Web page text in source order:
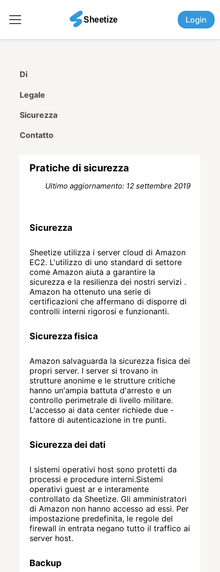
Login
Di
Legale
Sicurezza
Contatto
Pratiche di sicurezza
Ultimo aggiornamento: 12 settembre 2019
Sicurezza
Sheetize utilizza i server cloud di Amazon
EC2. L'utilizzo di uno standard di settore
come Amazon aiuta a garantire la
sicurezza e la resilienza dei nostri servizi .
Amazon ha ottenuto una serie di
certificazioni che affermano di disporre di
controlli interni rigorosi e funzionanti.
Sicurezza fisica
Amazon salvaguarda la sicurezza fisica dei
propri server. I server si trovano in
strutture anonime e le strutture critiche
hanno un'ampia battuta d'arresto e un
controllo perimetrale di livello militare.
L'accesso ai data center richiede due -
fattore di autenticazione in tre punti.
Sicurezza dei dati
I sistemi operativi host sono protetti da
processi e procedure interni.Sistemi
operativi guest ar e interamente
controllato da Sheetize. Gli amministratori
di Amazon non hanno accesso ad essi. Per
impostazione predefinita, le regole del
firewall in entrata negano tutto il traffico ai
server host.
Backup